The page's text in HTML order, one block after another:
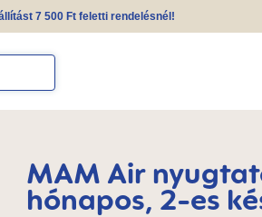
7 500 Ft feletti rendelésnél!
MAM Air
hónapos, 2-es